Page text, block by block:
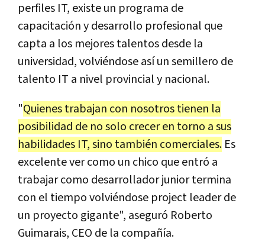
perfiles IT, existe un programa de
capacitación y desarrollo profesional que
capta a los mejores talentos desde la
universidad, volviéndose así un semillero de
talento IT a nivel provincial y nacional.
"Quienes trabajan con nosotros tienen la
posibilidad de no solo crecer en torno a sus
habilidades IT, sino también comerciales. Es
excelente ver como un chico que entró a
trabajar como desarrollador junior termina
con el tiempo volviéndose project leader de
un proyecto gigante", aseguró Roberto
Guimarais, CEO de la compañía.